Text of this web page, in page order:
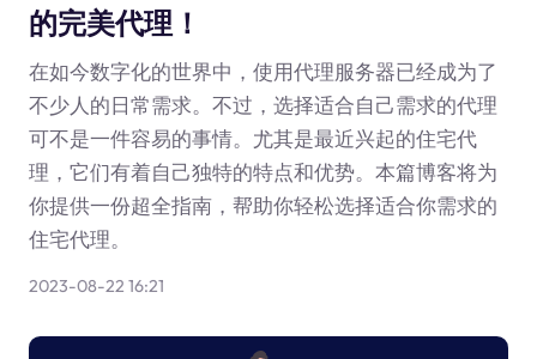
的完美代理！
在如今数字化的世界中，使用代理服务器已经成为了
不少人的日常需求。不过，选择适合自己需求的代理
可不是一件容易的事情。尤其是最近兴起的住宅代
理，它们有着自己独特的特点和优势。本篇博客将为
你提供一份超全指南，帮助你轻松选择适合你需求的
住宅代理。
2023-08-22 16:21